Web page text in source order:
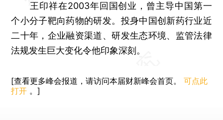
王印祥在2003年回国创业，曾主导中国第一
个小分子靶向药物的研发。投身中国创新药行业近
二十年，企业融资渠道、研发生态环境、监管法律
法规发生巨大变化令他印象深刻。
[查看更多峰会报道，请访问本届财新峰会首页。可点此
打开 。]